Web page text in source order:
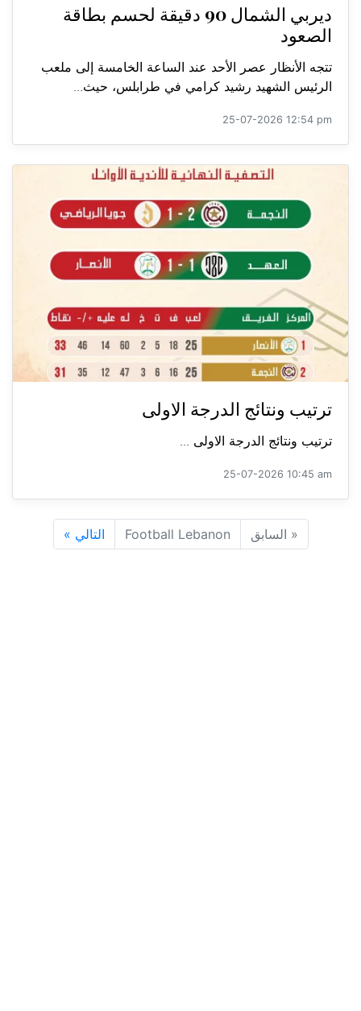
ديربي الشمال 90 دقيقة لحسم بطاقة
الصعود
تتجه الأنظار عصر الأحد عند الساعة الخامسة إلى ملعب
الرئيس الشهيد رشيد كرامي في طرابلس، حيث...
25-07-2026 12:54 pm
ترتيب ونتائج الدرجة الاولى
ترتيب ونتائج الدرجة الاولى ...
25-07-2026 10:45 am
« السابق Football Lebanon التالي »